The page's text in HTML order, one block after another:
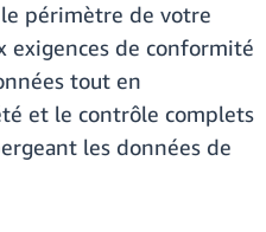
périmètre de votre
exigences de conformité
tout en
et le contrôle complets
les données de